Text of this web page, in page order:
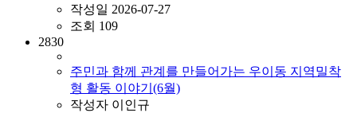
작성일 2026-07-27
조회 109
2830
주민과 함께 관계를 만들어가는 우이동 지역밀착
형 활동 이야기(6월)
작성자 이인규